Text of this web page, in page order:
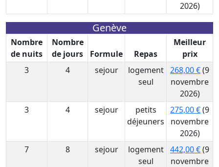
2026)
Genève
Nombre
de nuits
Nombre
de jours
Formule Repas
Meilleur
prix
3
4 sejour
logement
seul
268,00 €(9
novembre
2026)
3
4 sejour
petits
déjeuners
275,00 €(9
novembre
2026)
7
8 sejour
logement
seul
442,00 €(9
novembre